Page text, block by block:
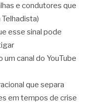
e condutores que
esse sinal pode
canal do YouTube
que separa
em tempos de crise